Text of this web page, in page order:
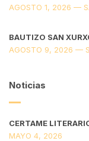
AGOSTO 1, 2026 —
BAUTIZO SAN
AGOSTO 9, 2026 —
Noticias
CERTAME
MAYO 4, 2026